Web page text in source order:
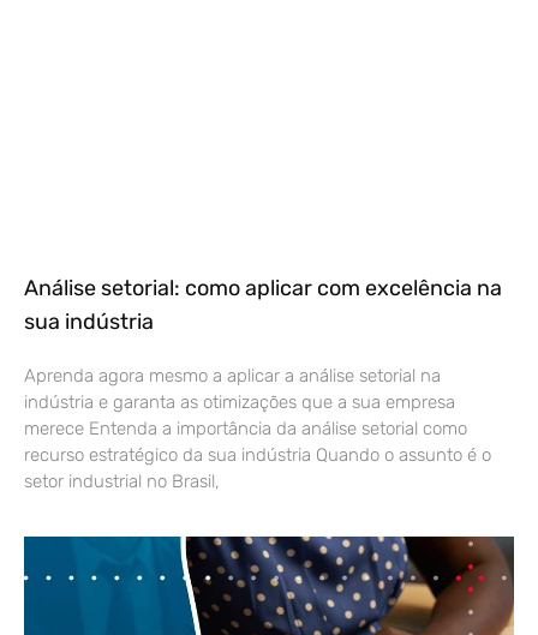
Análise setorial: como aplicar com excelência na
sua indústria
Aprenda agora mesmo a aplicar a análise setorial na
indústria e garanta as otimizações que a sua empresa
merece Entenda a importância da análise setorial como
recurso estratégico da sua indústria Quando o assunto é o
setor industrial no Brasil,